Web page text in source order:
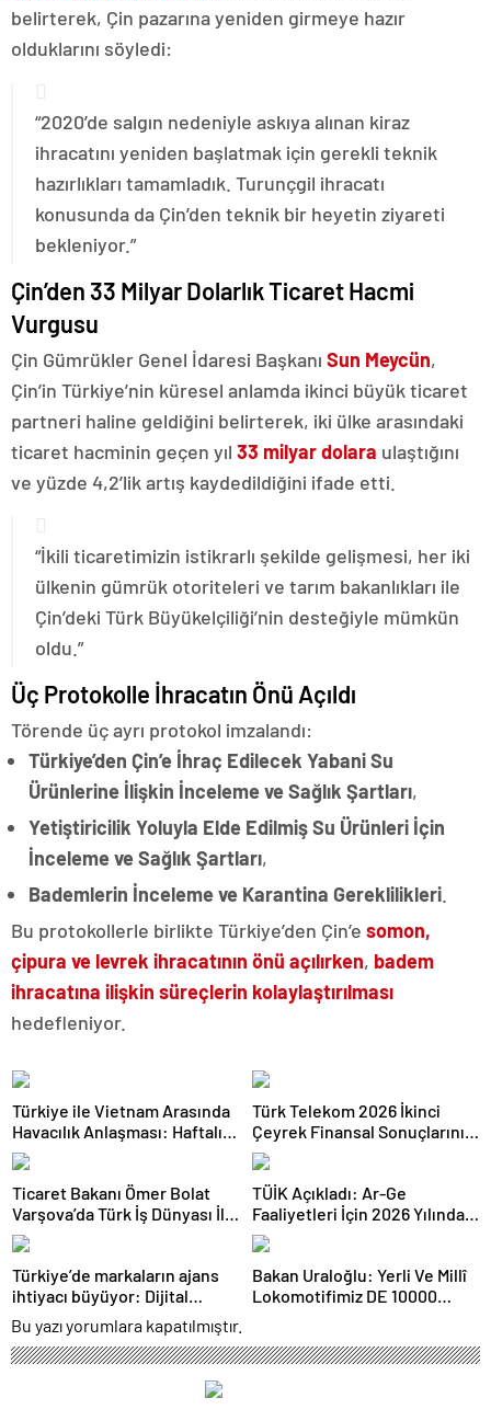
belirterek, Çin pazarına yeniden girmeye hazır
olduklarını söyledi:
“2020’de salgın nedeniyle askıya alınan kiraz
ihracatını yeniden başlatmak için gerekli teknik
hazırlıkları tamamladık. Turunçgil ihracatı
konusunda da Çin’den teknik bir heyetin ziyareti
bekleniyor.”
Çin’den 33 Milyar Dolarlık Ticaret Hacmi
Vurgusu
Çin Gümrükler Genel İdaresi Başkanı Sun Meycün,
Çin’in Türkiye’nin küresel anlamda ikinci büyük ticaret
partneri haline geldiğini belirterek, iki ülke arasındaki
ticaret hacminin geçen yıl 33 milyar dolara ulaştığını
ve yüzde 4,2’lik artış kaydedildiğini ifade etti.
“İkili ticaretimizin istikrarlı şekilde gelişmesi, her iki
ülkenin gümrük otoriteleri ve tarım bakanlıkları ile
Çin’deki Türk Büyükelçiliği’nin desteğiyle mümkün
oldu.”
Üç Protokolle İhracatın Önü Açıldı
Törende üç ayrı protokol imzalandı:
Türkiye’den Çin’e İhraç Edilecek Yabani Su
Ürünlerine İlişkin İnceleme ve Sağlık Şartları,
Yetiştiricilik Yoluyla Elde Edilmiş Su Ürünleri İçin
İnceleme ve Sağlık Şartları,
Bademlerin İnceleme ve Karantina Gereklilikleri
Bu protokollerle birlikte Türkiye’den Çin’e somon,
çipura ve levrek ihracatının önü açılırken, badem
ihracatına ilişkin süreçlerin kolaylaştırılması
hedefleniyor.
Türkiye ile Vietnam Arasında
Havacılık Anlaşması: Haftalık
Sefer Sayısı 42’ye Yükseldi
Türk Telekom 2026 İkinci
Çeyrek Finansal Sonuçlarını
Açıkladı: Yarı Yıl Geliri 142
Milyar TL’yi Aştı
Ticaret Bakanı Ömer Bolat
Varşova’da Türk İş Dünyası İle
Buluştu: Ticaret Hacmi 12,5
Milyar Dolara Ulaştı
TÜİK Açıkladı: Ar-Ge
Faaliyetleri İçin 2026 Yılında
308 Milyar Lira Tahsis Edildi
Türkiye’de markaların ajans
ihtiyacı büyüyor: Dijital
reklam yatırımları 158 milyar
TL’yi aştı
Bakan Uraloğlu: Yerli Ve Millî
Lokomotifimiz DE 10000
Bu yazı yorumlara kapatılmıştır.